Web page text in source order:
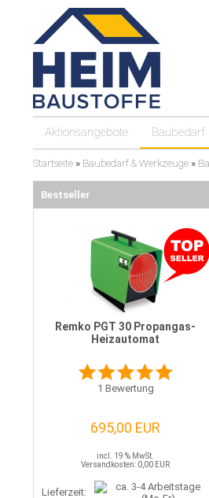
Aktionsangebote Baubedarf
Startseite » Baubedarf & Werkzeuge »
Bestseller
Remko PGT 30 Propangas-
Heizautomat
1 Bewertung
695,00 EUR
incl. 19 % MwSt.
Versandkosten: 0,00 EUR
Lieferzeit: